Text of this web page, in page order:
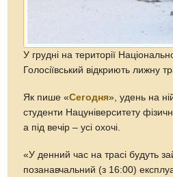
У грудні на території
Голосіївський відкриють лижну
Як пише «Сегодня», удень на
студенти Нацуніверситету
а під вечір – усі охочі.
«У денний час на трасі будуть
позанавчальний (з 16:00)